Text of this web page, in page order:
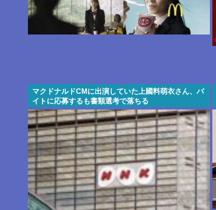
マクドナルドCMに出演していた上國料萌衣さん、バ
イトに応募するも書類選考で落ちる